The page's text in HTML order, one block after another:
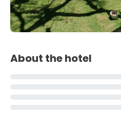
About the hotel